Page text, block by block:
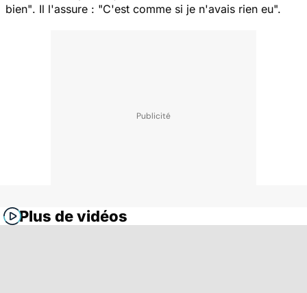
bien". Il l'assure : "C'est comme si je n'avais rien eu".
Plus de vidéos